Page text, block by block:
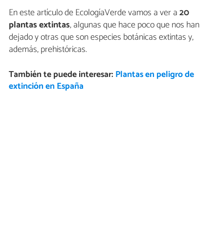
En este artículo de EcologíaVerde vamos a ver a20
plantas extintas, algunas que hace poco que nos han
dejado y otras que son especies botánicas extintas y,
además, prehistóricas.
También te puede interesar: Plantas en peligro de
extinción en España